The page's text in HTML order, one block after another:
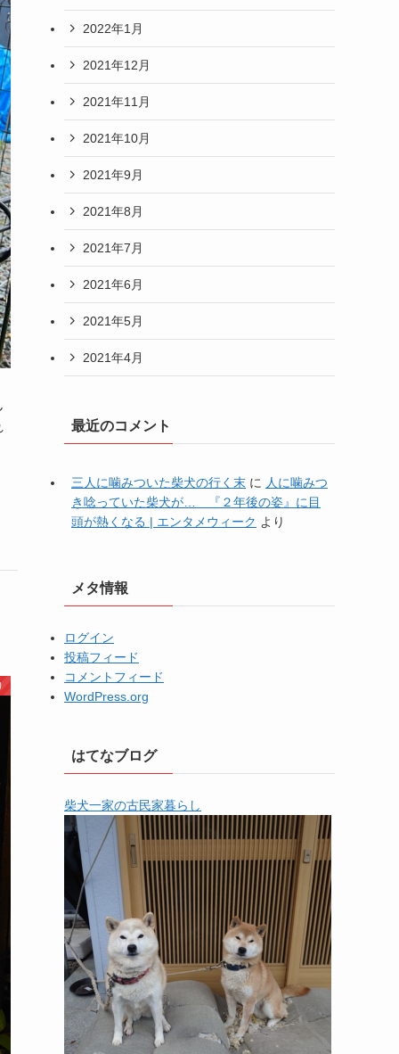
2022年1月
2021年12月
2021年11月
2021年10月
2021年9月
2021年8月
2021年7月
2021年6月
2021年5月
2021年4月
最近のコメント
三人に噛みついた柴犬の行く末 に 人に噛みつ
き唸っていた柴犬が… 『２年後の姿』に目
頭が熱くなる | エンタメウィーク より
メタ情報
ログイン
投稿フィード
コメントフィード
WordPress.org
はてなブログ
柴犬一家の古民家暮らし